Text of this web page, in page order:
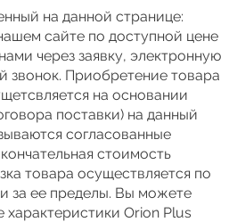
на данной странице:
сайте по доступной цене
через заявку, электронную
звонок. Приобретение товара
на основании
поставки) на данный
согласованные
стоимость
товара осуществляется по
за ее пределы. Вы можете
Orion Plus